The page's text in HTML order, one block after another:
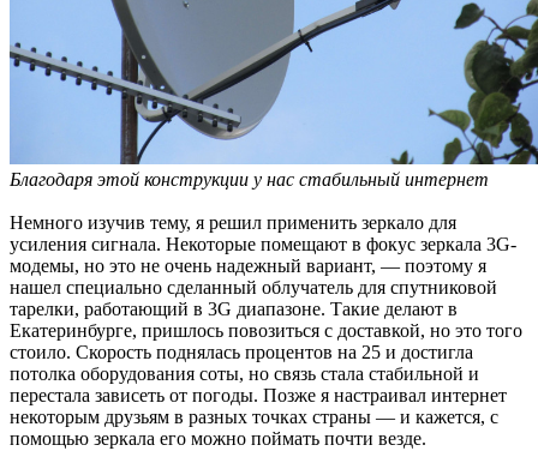
Благодаря этой конструкции у нас стабильный интернет
Немного изучив тему, я решил применить зеркало для
усиления сигнала. Некоторые помещают в фокус зеркала 3G-
модемы, но это не очень надежный вариант, — поэтому я
нашел специально сделанный облучатель для спутниковой
тарелки, работающий в 3G диапазоне. Такие делают в
Екатеринбурге, пришлось повозиться с доставкой, но это того
стоило. Скорость поднялась процентов на 25 и достигла
потолка оборудования соты, но связь стала стабильной и
перестала зависеть от погоды. Позже я настраивал интернет
некоторым друзьям в разных точках страны — и кажется, с
помощью зеркала его можно поймать почти везде.